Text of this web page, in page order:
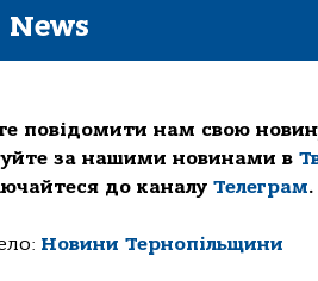
News
повідомити нам свою
за нашими новинами в
до каналу Телеграм.
Новини Тернопільщини